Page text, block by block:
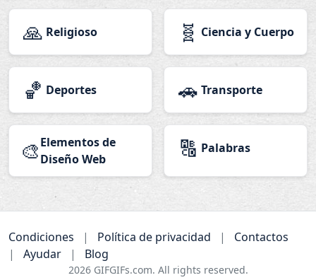
🙏 Religioso 🧬 Ciencia y Cuerpo
🏀 Deportes 🚗 Transporte
🎨Elementos de
Diseño Web
🔠 Palabras
Condiciones | Política de privacidad |
Contactos
|
Ayudar | Blog
2026GIFGIFs.com. All rights reserved.